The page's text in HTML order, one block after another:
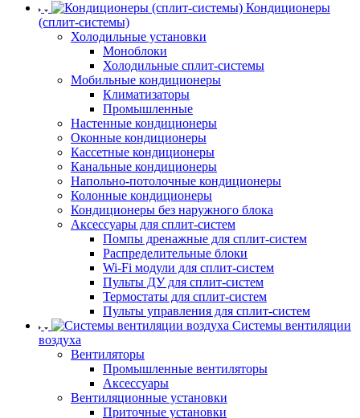
Кондиционеры
(сплит-системы)
Холодильные установки
Моноблоки
Холодильные сплит-системы
Мобильные кондиционеры
Климатизаторы
Промышленные
Настенные кондиционеры
Оконные кондиционеры
Кассетные кондиционеры
Канальные кондиционеры
Напольно-потолочные кондиционеры
Колонные кондиционеры
Кондиционеры без наружного блока
Аксессуары для сплит-систем
Помпы дренажные для сплит-систем
Распределительные блоки
Wi-Fi модули для сплит-систем
Пульты ДУ для сплит-систем
Термостаты для сплит-систем
Пульты управления для сплит-систем
Системы вентиляции
воздуха
Вентиляторы
Промышленные вентиляторы
Аксессуары
Вентиляционные установки
Приточные установки